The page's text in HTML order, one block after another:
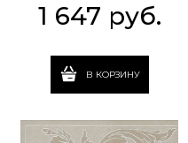
1 647 руб.
В КОРЗИНУ